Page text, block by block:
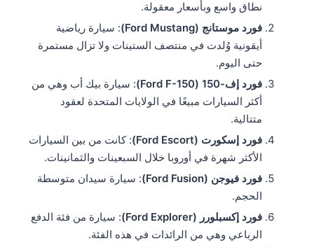
نطاق واسع وبأسعار معقولة.
فورد موستانج (Ford Mustang)
: سيارة رياضية
أيقونية وُلدت في منتصف الستينات ولا تزال مستمرة
حتى اليوم.
فورد إف-150 (Ford F-150)
: سيارة بيك أب وهي من
أكثر السيارات مبيعًا في الولايات المتحدة لعقود
متتالية.
فورد إسكورت (Ford Escort)
: كانت من بين السيارات
الأكثر شهرة في أوروبا خلال السبعينات والثمانينات.
فورد فيوجن (Ford Fusion)
: سيارة سيدان متوسطة
الحجم.
فورد إكسبلورر (Ford Explorer)
: سيارة من فئة الدفع
الرباعي وهي من الرائدات في هذه الفئة.